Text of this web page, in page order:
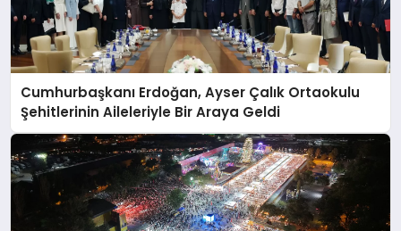
Cumhurbaşkanı Erdoğan, Ayser Çalık Ortaokulu
Şehitlerinin Aileleriyle Bir Araya Geldi